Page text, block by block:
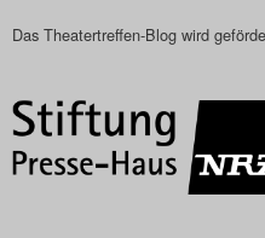
Das Theatertreffen-Blog wird